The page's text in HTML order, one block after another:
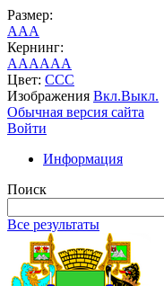
Размер:
AAA
Кернинг:
AAAAAA
Цвет: CCC
Изображения Вкл.Выкл.
Обычная версия сайта
Войти
Информация
Поиск
Все результаты